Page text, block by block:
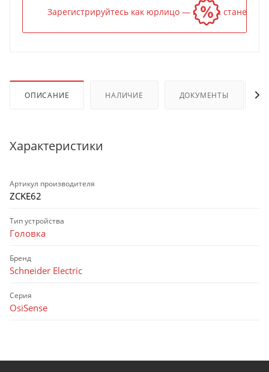
Зарегистрируйтесь как юрлицо — и цена станет
ОПИСАНИЕ НАЛИЧИЕ ДОКУМЕНТЫ
Характеристики
Артикул производителя
ZCKE62
Тип устройства
Головка
Бренд
Schneider Electric
Серия
OsiSense